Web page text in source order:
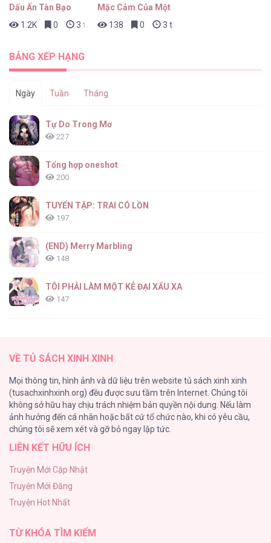
Dấu Ấn Tàn Bạo
1.2K
0 3 tháng trước
Mặc Cảm Của Một Idol Thất Bại
138
0 3 tháng trước
BẢNG XẾP HẠNG
Ngày Tuần Tháng
Tự Do Trong Mơ
227
Tổng hợp oneshot
200
TUYỂN TẬP: TRAI CÓ LỒN
197
(END) Merry Marbling
148
TÔI PHẢI LÀM MỘT KẺ ĐẠI XẤU XA
147
116
Làm vị cứu tinh thật dễ dàng
113
|END| Định Tên Mối Quan Hệ
Phạm Luật
106
VỀ TỦ SÁCH XINH XINH
Mọi thông tin, hình ảnh và dữ liệu trên website tủ sách xinh xinh
(tusachxinhxinh.org) đều được sưu tầm trên Internet. Chúng tôi
không sở hữu hay chịu trách nhiệm bản quyền nội dung. Nếu làm
ảnh hưởng đến cá nhân hoặc bất cứ tổ chức nào, khi có yêu cầu,
chúng tôi sẽ xem xét và gỡ bỏ ngay lập tức.
LIÊN KẾT HỮU ÍCH
Truyện Mới Cập Nhật
Truyện Mới Đăng
Truyện Hot Nhất
TỪ KHÓA TÌM KIẾM